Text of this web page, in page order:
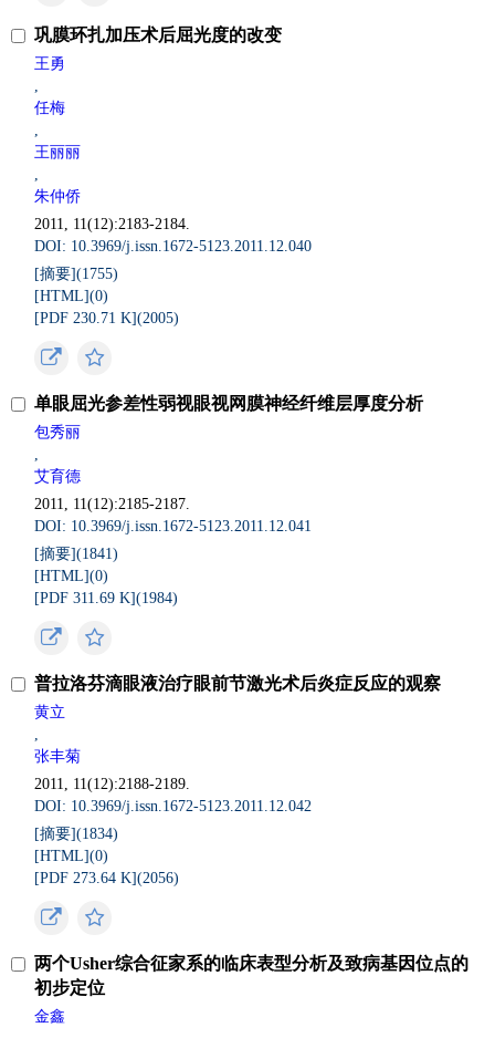
巩膜环扎加压术后屈光度的改变
王勇
,
任梅
,
王丽丽
,
朱仲侨
2011, 11(12):2183-2184.
DOI: 10.3969/j.issn.1672-5123.2011.12.040
[摘要](1755)
[HTML](0)
[PDF 230.71 K](2005)
单眼屈光参差性弱视眼视网膜神经纤维层厚度分析
包秀丽
,
艾育德
2011, 11(12):2185-2187.
DOI: 10.3969/j.issn.1672-5123.2011.12.041
[摘要](1841)
[HTML](0)
[PDF 311.69 K](1984)
普拉洛芬滴眼液治疗眼前节激光术后炎症反应的观察
黄立
,
张丰菊
2011, 11(12):2188-2189.
DOI: 10.3969/j.issn.1672-5123.2011.12.042
[摘要](1834)
[HTML](0)
[PDF 273.64 K](2056)
两个Usher综合征家系的临床表型分析及致病基因位点的
初步定位
金鑫